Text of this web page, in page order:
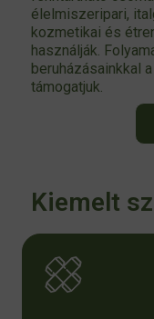
élelmiszeripari,
kozmetikai és
használják.
beruházásainkkal
támogatjuk.
Kiemelt